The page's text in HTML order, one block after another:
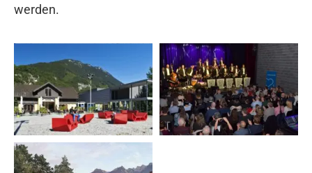
werden.